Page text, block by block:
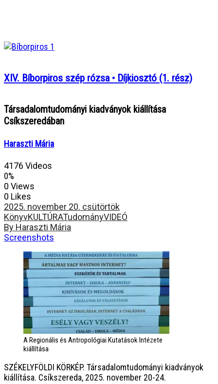
XIV. Bíborpiros szép rózsa • Díjkiosztó (1. rész)
Társadalomtudományi kiadványok kiállítása
Csíkszeredában
Haraszti Mária
4176 Videos
0%
0 Views
0 Likes
2025. november 20. csütörtök
KönyvKULTÚRATudományVIDEÓ
By Haraszti Mária
Screenshots
A Regionális és Antropológiai Kutatások Intézete
kiállítása
SZÉKELYFÖLDI KÖRKÉP. Társadalomtudományi kiadványok
kiállítása. Csíkszereda, 2025. november 20-24.